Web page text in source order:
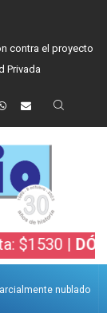
contra el proyecto
Privada
|DÓLAR
nublado